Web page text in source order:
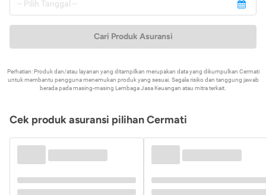
Cari Produk Asuransi
Perhatian: Produk dan/atau layanan yang ditampilkan merupakan data yang dikumpulkan Cermati
untuk membantu pengguna menemukan produk yang sesuai. Segala risiko dan tanggung jawab
berada pada masing-masing Lembaga Jasa Keuangan atau mitra terkait.
Cek produk asuransi pilihan Cermati